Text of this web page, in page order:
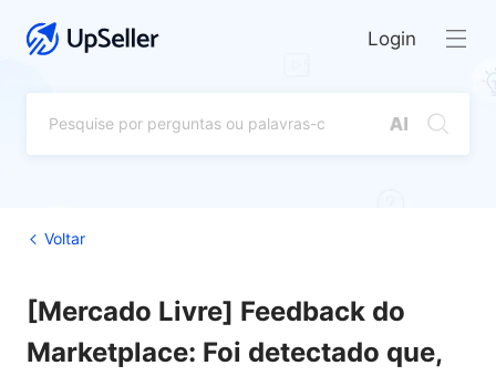
Login
Voltar
[Mercado Livre] Feedback do
Marketplace: Foi detectado que,